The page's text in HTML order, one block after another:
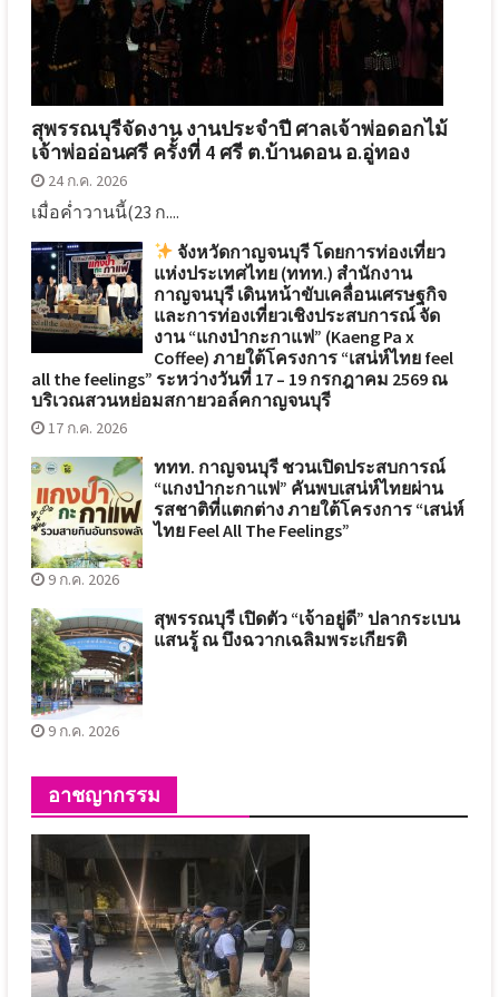
สุพรรณบุรีจัดงาน งานประจำปี ศาลเจ้าพ่อดอกไม้
เจ้าพ่ออ่อนศรี ครั้งที่ 4 ศรี ต.บ้านดอน อ.อู่ทอง
24 ก.ค. 2026
เมื่อค่ำวานนี้(23 ก....
จังหวัดกาญจนบุรี โดยการท่องเที่ยว
แห่งประเทศไทย (ททท.) สำนักงาน
กาญจนบุรี เดินหน้าขับเคลื่อนเศรษฐกิจ
และการท่องเที่ยวเชิงประสบการณ์ จัด
งาน “แกงป่ากะกาแฟ” (Kaeng Pa x
Coffee) ภายใต้โครงการ “เสน่ห์ไทย feel
all the feelings” ระหว่างวันที่ 17 – 19 กรกฎาคม 2569 ณ
บริเวณสวนหย่อมสกายวอล์คกาญจนบุรี
17 ก.ค. 2026
ททท. กาญจนบุรี ชวนเปิดประสบการณ์
“แกงป่ากะกาแฟ” คันพบเสน่ห์ไทยผ่าน
รสชาติที่แตกต่าง ภายใต้โครงการ “เสน่ห์
ไทย Feel All The Feelings”
9 ก.ค. 2026
สุพรรณบุรี เปิดตัว “เจ้าอยู่ดี” ปลากระเบน
แสนรู้ ณ บึงฉวากเฉลิมพระเกียรติ
9 ก.ค. 2026
อาชญากรรม